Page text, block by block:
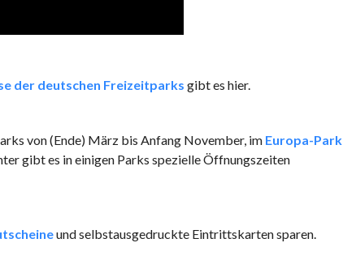
der deutschen Freizeitparks gibt es hier.
von (Ende) März bis Anfang November, im Europa-Park
gibt es in einigen Parks spezielle Öffnungszeiten
und selbstausgedruckte Eintrittskarten sparen.